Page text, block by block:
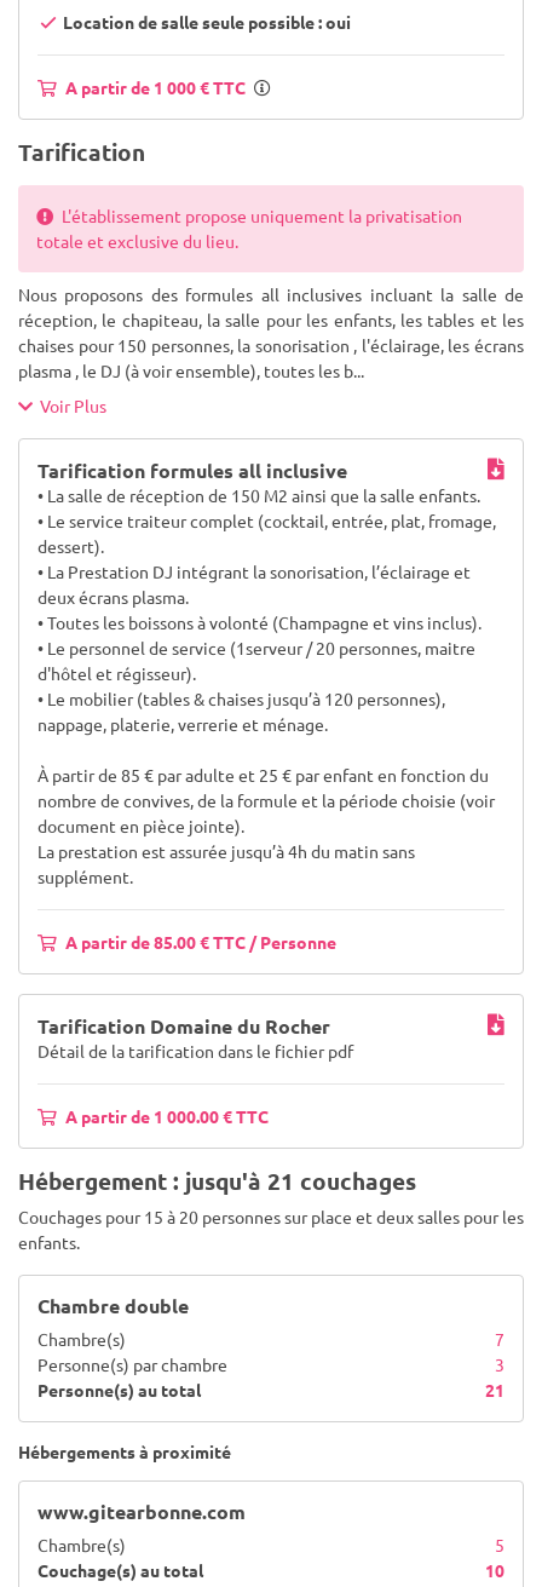
Location de salle seule possible : oui
A partir de 1 000 € TTC
Tarification
L'établissement propose uniquement la privatisation
totale et exclusive du lieu.
Nous proposons des formules all inclusives incluant la salle de
réception, le chapiteau, la salle pour les enfants, les tables et les
chaises pour 150 personnes, la sonorisation , l'éclairage, les écrans
plasma , le DJ (à voir ensemble), toutes les b...
Voir Plus
Tarification formules all inclusive
• La salle de réception de 150 M2 ainsi que la salle enfants.
• Le service traiteur complet (cocktail, entrée, plat, fromage,
dessert).
• La Prestation DJ intégrant la sonorisation, l’éclairage et
deux écrans plasma.
• Toutes les boissons à volonté (Champagne et vins inclus).
• Le personnel de service (1serveur / 20 personnes, maitre
d'hôtel et régisseur).
• Le mobilier (tables & chaises jusqu’à 120 personnes),
nappage, platerie, verrerie et ménage.
À partir de 85 € par adulte et 25 € par enfant en fonction du
nombre de convives, de la formule et la période choisie (voir
document en pièce jointe).
La prestation est assurée jusqu’à 4h du matin sans
supplément.
A partir de 85.00 € TTC / Personne
Tarification Domaine du Rocher
Détail de la tarification dans le fichier pdf
A partir de 1 000.00 € TTC
Hébergement : jusqu'à 21 couchages
Couchages pour 15 à 20 personnes sur place et deux salles pour les
enfants.
Chambre double
Chambre(s)
7
Personne(s) par chambre
3
Personne(s) au total
21
Hébergements à proximité
www.gitearbonne.com
Chambre(s)
5
Couchage(s) au total
10